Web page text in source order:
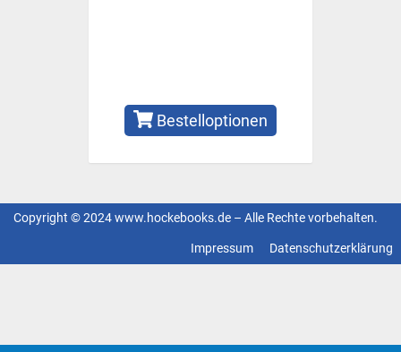
Bestelloptionen
Copyright © 2024 www.hockebooks.de – Alle Rechte vorbehalten.
Datenschutzerklärung
Impressum